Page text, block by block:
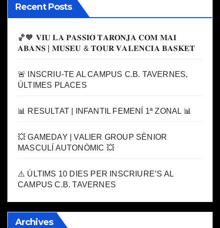
Recent Posts
🏀🧡 𝐕𝐈𝐔 𝐋𝐀 𝐏𝐀𝐒𝐒𝐈𝐎́ 𝐓𝐀𝐑𝐎𝐍𝐉𝐀 𝐂𝐎𝐌 𝐌𝐀𝐈
𝐀𝐁𝐀𝐍𝐒 | 𝐌𝐔𝐒𝐄𝐔 & 𝐓𝐎𝐔𝐑 𝐕𝐀𝐋𝐄𝐍𝐂𝐈𝐀 𝐁𝐀𝐒𝐊𝐄𝐓
🚨 INSCRIU-TE AL CAMPUS C.B. TAVERNES,
ÚLTIMES PLACES
📊 RESULTAT | INFANTIL FEMENÍ 1ª ZONAL 📊
💥 GAMEDAY | VALIER GROUP SÈNIOR
MASCULÍ AUTONÒMIC 💥
⚠️ ÚLTIMS 10 DIES PER INSCRIURE’S AL
CAMPUS C.B. TAVERNES
Archives